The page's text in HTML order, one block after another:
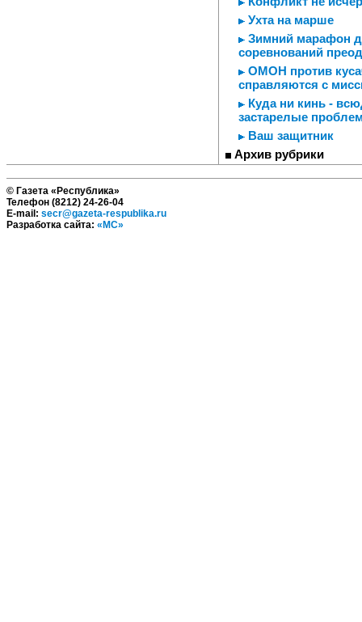
Ухта на марше
Зимний марафон
соревнований
ОМОН против
справляются с
Куда ни кинь -
застарелые
Ваш защитник
Архив рубрики
© Газета «Республика»
Телефон (8212) 24-26-04
E-mail: secr@gazeta-respublika.ru
Разработка сайта: «МС»